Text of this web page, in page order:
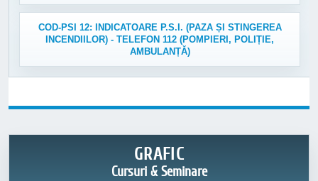
COD-PSI 12: INDICATOARE P.S.I. (PAZA ȘI STINGEREA
INCENDIILOR) - TELEFON 112 (POMPIERI, POLIȚIE,
AMBULANȚĂ)
GRAFIC
Cursuri & Seminare